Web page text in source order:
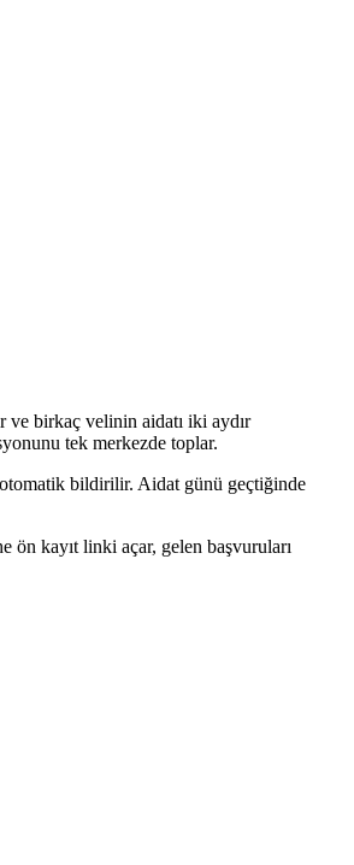
ve birkaç velinin aidatı iki aydır
tek merkezde toplar.
otomatik bildirilir. Aidat günü geçtiğinde
ön kayıt linki açar, gelen başvuruları